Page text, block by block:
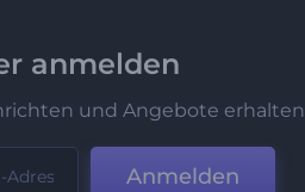
anmelden
und Angebote erhalten
Anmelden